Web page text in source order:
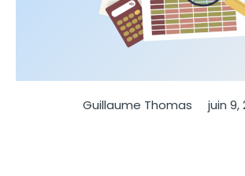
Guillaume Thomas juin 9,